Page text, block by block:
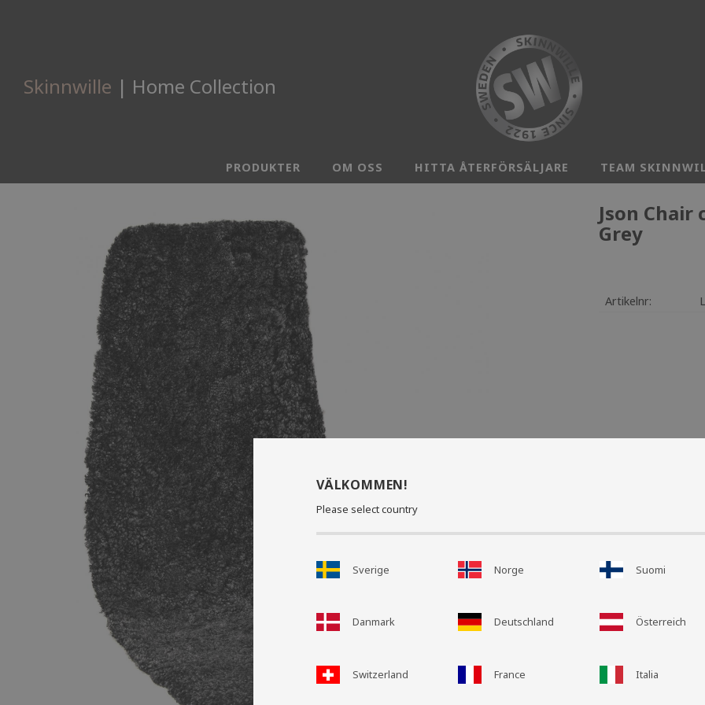
Skinnwille | Home Collection
PRODUKTER OM OSS HITTA ÅTERFÖRSÄLJARE TEAM
Json Chair
Grey
Artikelnr
VÄLKOMMEN!
Please select country
Sverige Norge Suomi
Danmark Deutschland Österreich
Switzerland France Italia